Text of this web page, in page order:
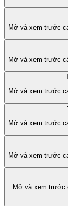
Mở và xem trước
Mở và xem trước
Mở và xem trước
Mở và xem trước
Mở và xem trước
Mở và xem trước